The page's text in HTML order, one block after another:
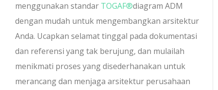
menggunakan standar TOGAF®diagram ADM
dengan mudah untuk mengembangkan arsitektur
Anda. Ucapkan selamat tinggal pada dokumentasi
dan referensi yang tak berujung, dan mulailah
menikmati proses yang disederhanakan untuk
merancang dan menjaga arsitektur perusahaan